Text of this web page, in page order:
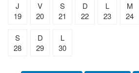
J
19
V
20
S
21
D
22
L
23
M
24
S
28
D
29
L
30